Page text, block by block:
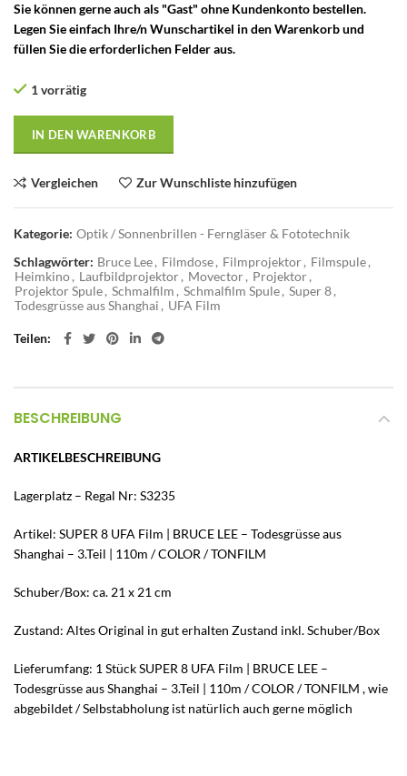
Sie können gerne auch als "Gast" ohne Kundenkonto bestellen.
Legen Sie einfach Ihre/n Wunschartikel in den Warenkorb und
füllen Sie die erforderlichen Felder aus.
1 vorrätig
IN DEN WARENKORB
Vergleichen Zur Wunschliste hinzufügen
Kategorie: Optik / Sonnenbrillen - Ferngläser & Fototechnik
Schlagwörter: Bruce Lee, Filmdose, Filmprojektor, Filmspule,
Heimkino, Laufbildprojektor, Movector, Projektor,
Projektor Spule, Schmalfilm , Schmalfilm Spule, Super 8,
Todesgrüsse aus Shanghai , UFA Film
Teilen
BESCHREIBUNG
ARTIKELBESCHREIBUNG
Lagerplatz – Regal Nr: S3235
Artikel: SUPER 8 UFA Film | BRUCE LEE – Todesgrüsse aus
Shanghai – 3.Teil | 110m / COLOR / TONFILM
Schuber/Box: ca. 21 x 21 cm
Zustand: Altes Original in gut erhalten Zustand inkl. Schuber/Box
Lieferumfang: 1 Stück SUPER 8 UFA Film | BRUCE LEE –
Todesgrüsse aus Shanghai – 3.Teil | 110m / COLOR / TONFILM , wie
abgebildet / Selbstabholung ist natürlich auch gerne möglich